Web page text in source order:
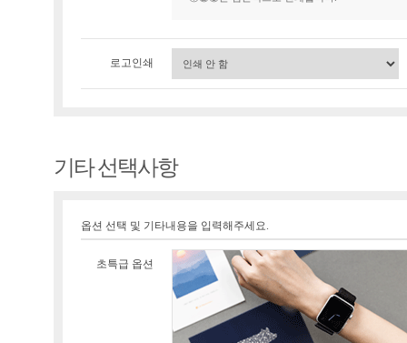
로고인쇄
기타 선택사항
옵션 선택 및 기타내용을 입력해주세요.
초특급 옵션